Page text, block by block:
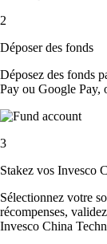
2
Déposer des fonds
Déposez des fonds
Pay ou Google Pay,
3
Stakez vos Invesco
Sélectionnez votre
récompenses,
Invesco China